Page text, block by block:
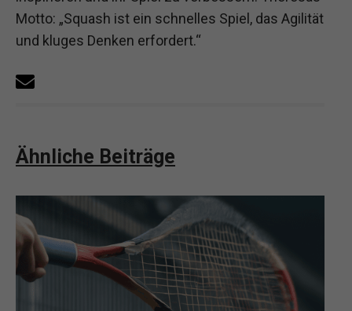
Motto: „Squash ist ein schnelles Spiel, das Agilität
und kluges Denken erfordert.“
Ähnliche Beiträge